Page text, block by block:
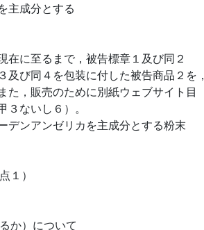
主成分とする
在に至るまで，被告標章１及び同２
び同４を包装に付した被告商品２を，
た，販売のために別紙ウェブサイト目
ないし６）。
デンアンゼリカを主成分とする粉末
１）
か）について